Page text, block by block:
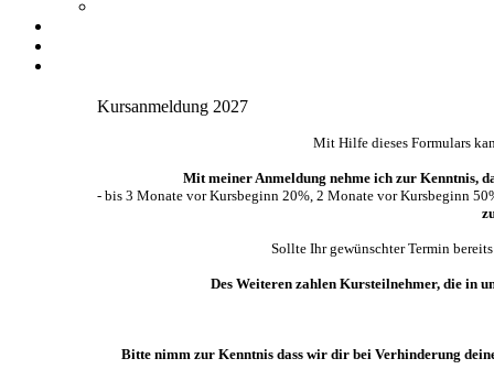
Kursanmeldung 2027
Mit Hilfe dieses Formulars
Mit meiner Anmeldung nehme ich zur Kenntnis,
- bis 3 Monate vor Kursbeginn 20%, 2 Monate vor Kursbeginn
Sollte Ihr gewünschter Termin
Des Weiteren zahlen Kursteilnehmer, die in
Bitte nimm zur Kenntnis dass wir dir bei Verhinderung